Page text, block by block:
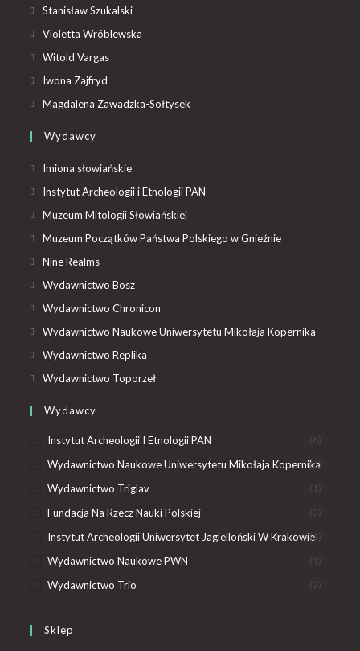
Stanisław Szukalski
Violetta Wróblewska
Witold Vargas
Iwona Zajfryd
Magdalena Zawadzka-Sołtysek
Wydawcy
Imiona słowiańskie
Instytut Archeologii i Etnologii PAN
Muzeum Mitologii Słowiańskiej
Muzeum Początków Państwa Polskiego w Gnieźnie
Nine Realms
Wydawnictwo Bosz
Wydawnictwo Chronicon
Wydawnictwo Naukowe Uniwersytetu Mikołaja Kopernika
Wydawnictwo Replika
Wydawnictwo Toporzeł
Wydawcy
Instytut Archeologii I Etnologii PAN (8)
Wydawnictwo Naukowe Uniwersytetu Mikołaja Kopernika
(6)
Wydawnictwo Triglav (1)
Fundacja Na Rzecz Nauki Polskiej (2)
Instytut Archeologii Uniwersytet Jagielloński W Krakowie(1)
Wydawnictwo Naukowe PWN (1)
Wydawnictwo Trio (2)
Sklep